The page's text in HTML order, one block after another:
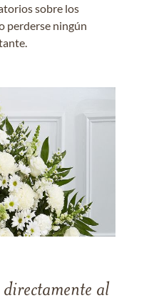
sobre los
perderse ningún
al